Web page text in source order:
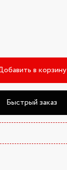
в корзину
Быстрый заказ